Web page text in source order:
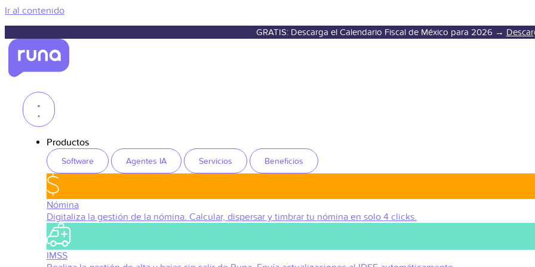
Ir al contenido
GRATIS: Descarga el Calendario Fiscal de México para 2026 →
Productos
Software Agentes IA Servicios Beneficios
Nómina
Digitaliza la gestión de la nómina. Calcular, dispersar y timbrar tu nómina en solo 4 clicks.
IMSS